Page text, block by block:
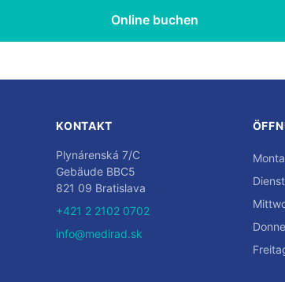
Online buchen
KONTAKT
Plynárenská 7/C
Gebäude BBC5
821 09 Bratislava
+421 2 2102 0702
info@medirad.sk